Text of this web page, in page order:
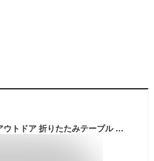
[ラドウェザー] キャンプ テーブル アウトドア 折りたたみテーブル 小さい ミニ ローテーブル 人気 おしゃれ ソロキャンプ